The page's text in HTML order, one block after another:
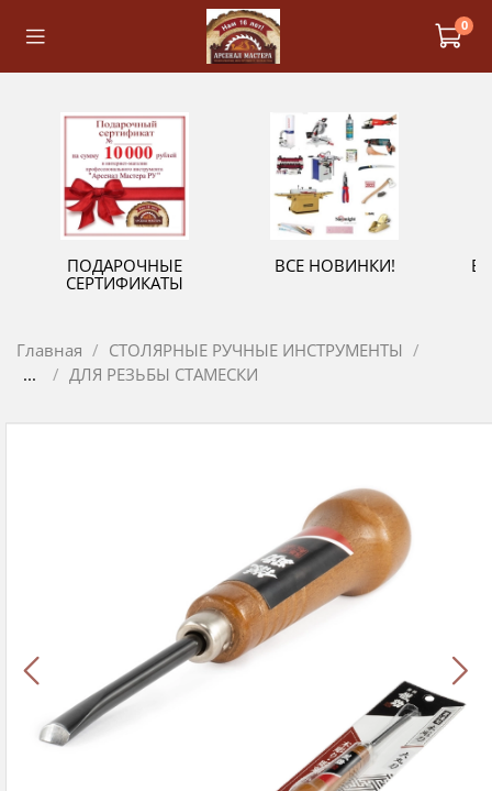
0
ПОДАРОЧНЫЕ
СЕРТИФИКАТЫ
ВСЕ НОВИНКИ!
Главная
СТОЛЯРНЫЕ РУЧНЫЕ ИНСТРУМЕНТЫ
...
ДЛЯ РЕЗЬБЫ СТАМЕСКИ